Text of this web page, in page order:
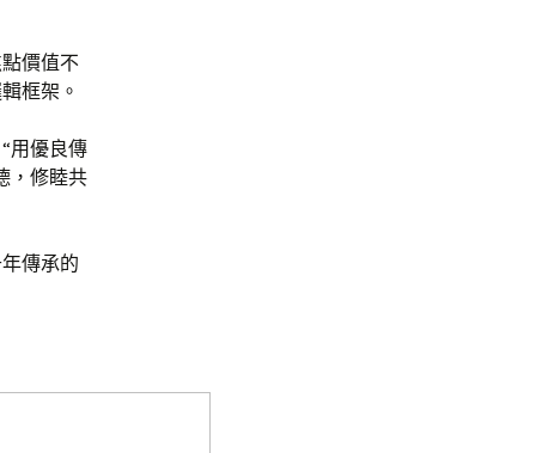
價值不
框架。
用優良傳
，修睦共
傳承的